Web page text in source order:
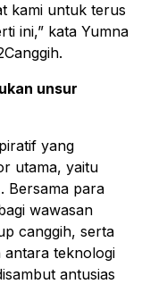
kami untuk terus
ini,” kata Yumna
unsur
yang
utama, yaitu
Bersama para
wawasan
canggih, serta
antara teknologi
antusias